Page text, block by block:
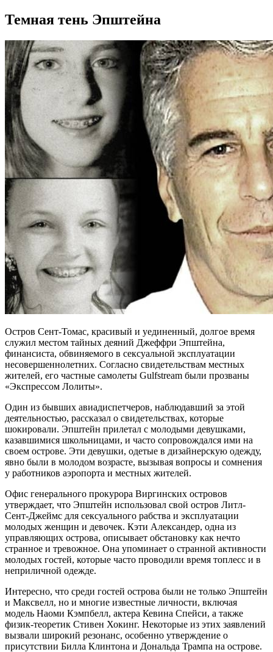
Темная тень Эпштейна
Остров Сент-Томас, красивый и уединенный, долгое время
служил местом тайных деяний Джеффри Эпштейна,
финансиста, обвиняемого в сексуальной эксплуатации
несовершеннолетних. Согласно свидетельствам местных
жителей, его частные самолеты Gulfstream были прозваны
«Экспрессом Лолиты».
Один из бывших авиадиспетчеров, наблюдавший за этой
деятельностью, рассказал о свидетельствах, которые
шокировали. Эпштейн прилетал с молодыми девушками,
казавшимися школьницами, и часто сопровождался ими на
своем острове. Эти девушки, одетые в дизайнерскую одежду,
явно были в молодом возрасте, вызывая вопросы и сомнения
у работников аэропорта и местных жителей.
Офис генерального прокурора Виргинских островов
утверждает, что Эпштейн использовал свой остров Литл-
Сент-Джеймс для сексуального рабства и эксплуатации
молодых женщин и девочек. Кэти Александер, одна из
управляющих острова, описывает обстановку как нечто
странное и тревожное. Она упоминает о странной активности
молодых гостей, которые часто проводили время топлесс и в
неприличной одежде.
Интересно, что среди гостей острова были не только Эпштейн
и Максвелл, но и многие известные личности, включая
модель Наоми Кэмпбелл, актера Кевина Спейси, а также
физик-теоретик Стивен Хокинг. Некоторые из этих заявлений
вызвали широкий резонанс, особенно утверждение о
присутствии Билла Клинтона и Дональда Трампа на острове.